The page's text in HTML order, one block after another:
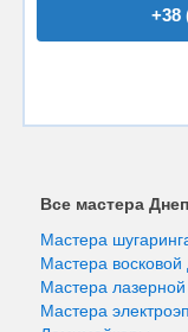
+38
Все мастера
Мастера
Мастера
Мастера
Мастера